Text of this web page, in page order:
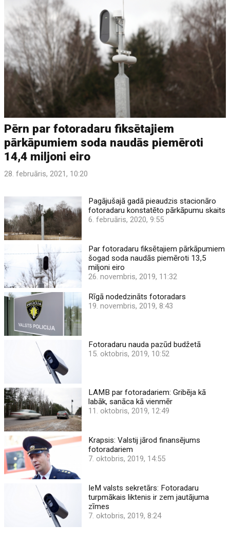
Pērn par fotoradaru fiksētajiem
pārkāpumiem soda naudās piemēroti
14,4 miljoni eiro
28. februāris, 2021, 10:20
Pagājušajā gadā pieaudzis stacionāro
fotoradaru konstatēto pārkāpumu skaits
6. februāris, 2020, 9:55
Par fotoradaru fiksētajiem pārkāpumiem
šogad soda naudās piemēroti 13,5
miljoni eiro
26. novembris, 2019, 11:32
Rīgā nodedzināts fotoradars
19. novembris, 2019, 8:43
Fotoradaru nauda pazūd budžetā
15. oktobris, 2019, 10:52
LAMB par fotoradariem: Gribēja kā
labāk, sanāca kā vienmēr
11. oktobris, 2019, 12:49
Krapsis: Valstij jārod finansējums
fotoradariem
7. oktobris, 2019, 14:55
IeM valsts sekretārs: Fotoradaru
turpmākais liktenis ir zem jautājuma
zīmes
7. oktobris, 2019, 8:24